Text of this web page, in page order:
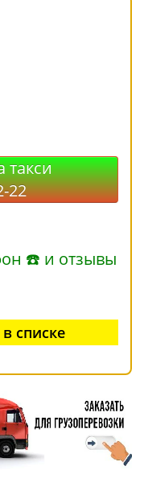
такси
22
☎ и отзывы
списке